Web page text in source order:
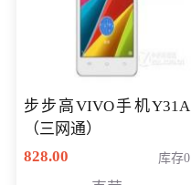
步步高VIVO手机Y31A
（三网通）
828.00
库存0